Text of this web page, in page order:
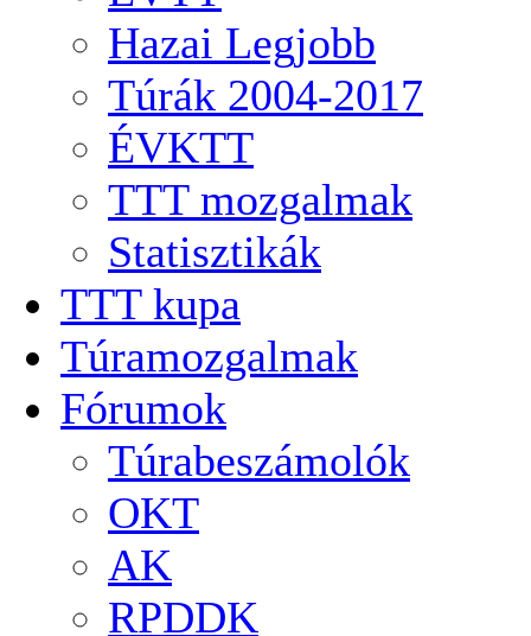
Hazai Legjobb
Túrák 2004-2017
ÉVKTT
TTT mozgalmak
Statisztikák
TTT kupa
Túramozgalmak
Fórumok
Túrabeszámolók
OKT
AK
RPDDK